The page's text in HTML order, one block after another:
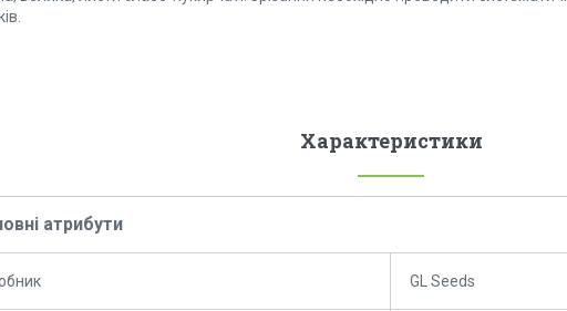
Характеристики
атрибути
GL Seeds